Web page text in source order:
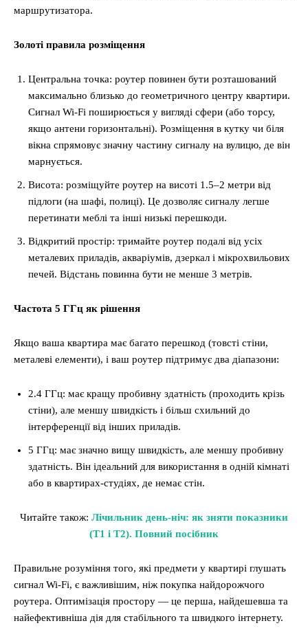
маршрутизатора.
Золоті правила розміщення
Центральна точка: роутер повинен бути розташований
максимально близько до геометричного центру квартири.
Сигнал Wi-Fi поширюється у вигляді сфери (або торсу,
якщо антени горизонтальні). Розміщення в кутку чи біля
вікна спрямовує значну частину сигналу на вулицю, де він
марнується.
Висота: розміщуйте роутер на висоті 1.5–2 метри від
підлоги (на шафі, полиці). Це дозволяє сигналу легше
перетинати меблі та інші низькі перешкоди.
Відкритий простір: тримайте роутер подалі від усіх
металевих приладів, акваріумів, дзеркал і мікрохвильових
печей. Відстань повинна бути не менше 3 метрів.
Частота 5 ГГц як рішення
Якщо ваша квартира має багато перешкод (товсті стіни,
металеві елементи), і ваш роутер підтримує два діапазони:
2.4 ГГц: має кращу пробивну здатність (проходить крізь
стіни), але меншу швидкість і більш схильний до
інтерференції від інших приладів.
5 ГГц: має значно вищу швидкість, але меншу пробивну
здатність. Він ідеальний для використання в одній кімнаті
або в квартирах-студіях, де немає стін.
Читайте також: Лічильник день-ніч: як зняти показники
(Т1 і Т2). Повний посібник
Правильне розуміння того, які предмети у квартирі глушать
сигнал Wi-Fi, є важливішим, ніж покупка найдорожчого
роутера. Оптимізація простору — це перша, найдешевша та
найефективніша дія для стабільного та швидкого інтернету.